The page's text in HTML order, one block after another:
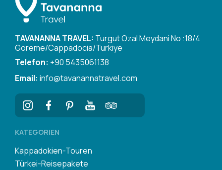
TAVANANNA TRAVEL: Turgut Ozal Meydani No :18/4
Goreme/Cappadocia/Turkiye
Telefon: +90 5435061138
Email: info@tavanannatravel.com
KATEGORIEN
Kappadokien-Touren
Türkei-Reisepakete